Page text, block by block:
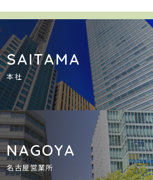
SAITAMA
本社
NAGOYA
名古屋営業所